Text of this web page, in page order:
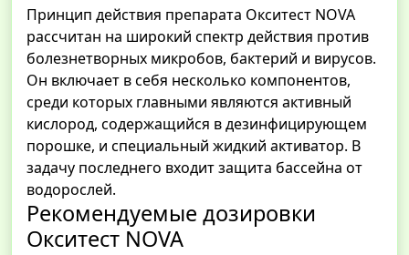
Принцип действия препарата Окситест NOVA
рассчитан на широкий спектр действия против
болезнетворных микробов, бактерий и вирусов.
Он включает в себя несколько компонентов,
среди которых главными являются активный
кислород, содержащийся в дезинфицирующем
порошке, и специальный жидкий активатор. В
задачу последнего входит защита бассейна от
водорослей.
Рекомендуемые дозировки
Окситест NOVA